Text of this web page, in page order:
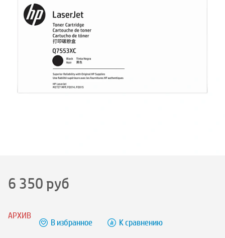
6 350 руб
АРХИВ
В избранное К сравнению